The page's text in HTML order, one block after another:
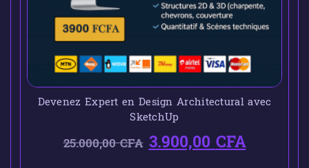
Devenez Expert en Design Architectural avec
SketchUp
25.000,00CFA 3.900,00CFA